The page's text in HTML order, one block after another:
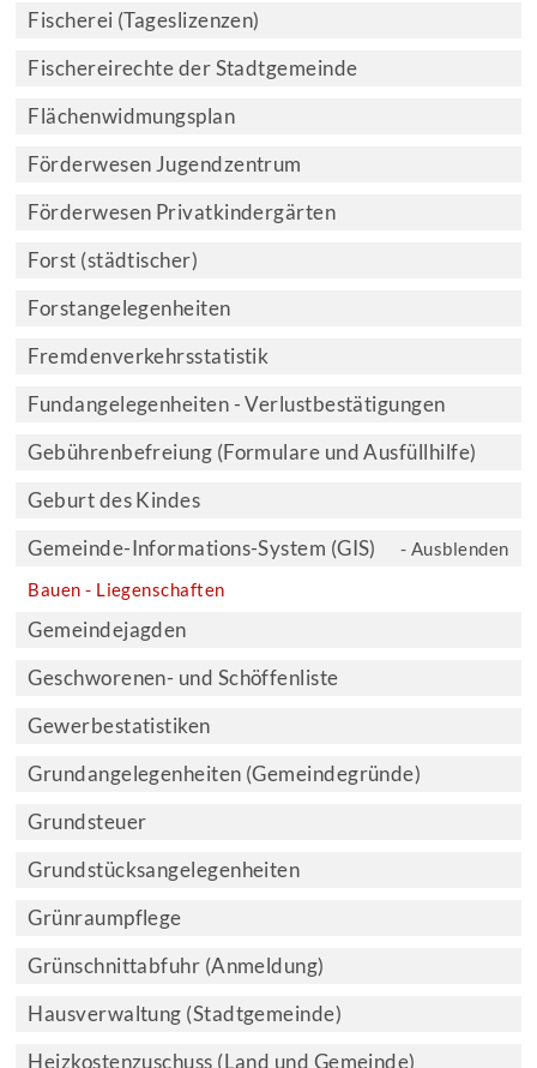
Fischerei (Tageslizenzen)
Fischereirechte der Stadtgemeinde
Flächenwidmungsplan
Förderwesen Jugendzentrum
Förderwesen Privatkindergärten
Forst (städtischer)
Forstangelegenheiten
Fremdenverkehrsstatistik
Fundangelegenheiten - Verlustbestätigungen
Gebührenbefreiung (Formulare und Ausfüllhilfe)
Geburt des Kindes
Gemeinde-Informations-System (GIS)
- Ausblenden
Bauen - Liegenschaften
Gemeindejagden
Geschworenen- und Schöffenliste
Gewerbestatistiken
Grundangelegenheiten (Gemeindegründe)
Grundsteuer
Grundstücksangelegenheiten
Grünraumpflege
Grünschnittabfuhr (Anmeldung)
Hausverwaltung (Stadtgemeinde)
Heizkostenzuschuss (Land und Gemeinde)